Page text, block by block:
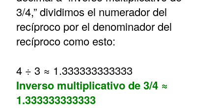
3/4,” dividimos el numerador del
recíproco por el denominador del
recíproco como esto:
4 ÷ 3 ≈ 1.333333333333
Inverso multiplicativo de 3/4 ≈
1.333333333333